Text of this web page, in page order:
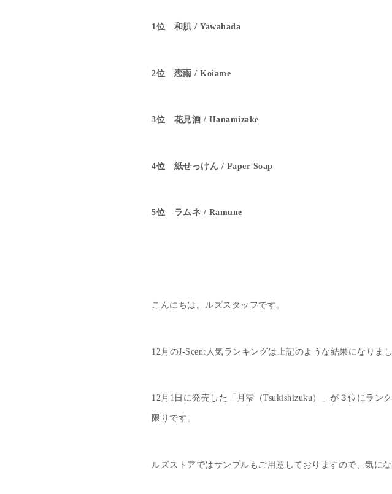
1位 和肌 / Yawahada
2位 恋雨 / Koiame
3位 花見酒 / Hanamizake
4位 紙せっけん / Paper Soap
5位 ラムネ / Ramune
こんにちは。ルズスタッフです。
12月のJ-Scent人気ランキングは上記のような結果になりまし
12月1日に発売した「月雫（Tsukishizuku）」が３位にラン
限りです。
ルズストアではサンプルもご用意しておりますので、気に